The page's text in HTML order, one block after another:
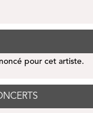
pour cet artiste.